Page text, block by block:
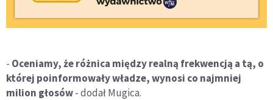
- Oceniamy, że różnica między realną frekwencją a tą, o
której poinformowały władze, wynosi co najmniej
milion głosów- dodał Mugica.